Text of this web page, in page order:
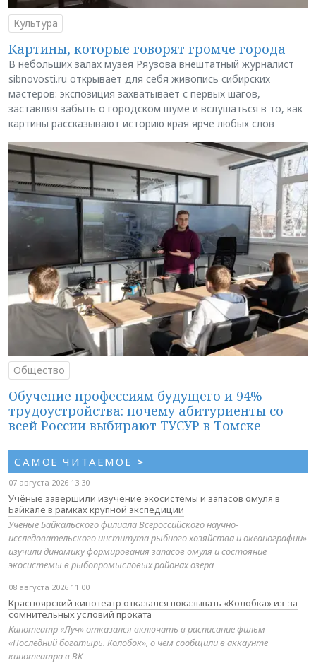
Культура
Картины, которые говорят громче города
В небольших залах музея Ряузова внештатный журналист
sibnovosti.ru открывает для себя живопись сибирских
мастеров: экспозиция захватывает с первых шагов,
заставляя забыть о городском шуме и вслушаться в то, как
картины рассказывают историю края ярче любых слов
Общество
Обучение профессиям будущего и 94%
трудоустройства: почему абитуриенты со
всей России выбирают ТУСУР в Томске
САМОЕ ЧИТАЕМОЕ >
07 августа 2026 13:30
Учёные завершили изучение экосистемы и запасов омуля в
Байкале в рамках крупной экспедиции
Учёные Байкальского филиала Всероссийского научно-
исследовательского института рыбного хозяйства и океанографии»
изучили динамику формирования запасов омуля и состояние
экосистемы в рыбопромысловых районах озера
08 августа 2026 11:00
Красноярский кинотеатр отказался показывать «Колобка» из-за
сомнительных условий проката
Кинотеатр «Луч» отказался включать в расписание фильм
«Последний богатырь. Колобок», о чем сообщили в аккаунте
кинотеатра в ВК